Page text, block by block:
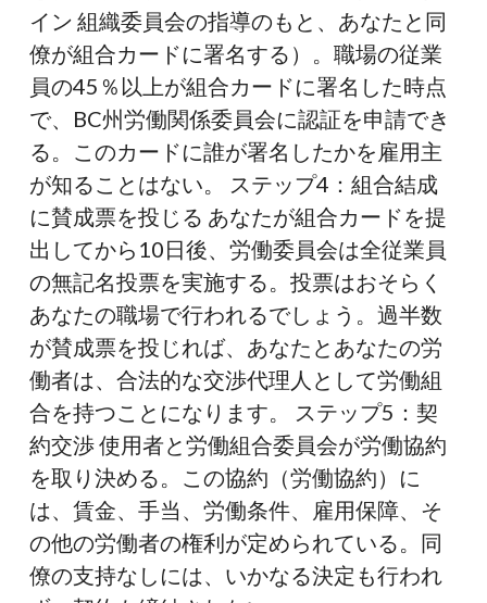
イン 組織委員会の指導のもと、あなたと同
僚が組合カードに署名する）。職場の従業
員の45％以上が組合カードに署名した時点
で、BC州労働関係委員会に認証を申請でき
る。このカードに誰が署名したかを雇用主
が知ることはない。 ステップ4：組合結成
に賛成票を投じる あなたが組合カードを提
出してから10日後、労働委員会は全従業員
の無記名投票を実施する。投票はおそらく
あなたの職場で行われるでしょう。過半数
が賛成票を投じれば、あなたとあなたの労
働者は、合法的な交渉代理人として労働組
合を持つことになります。 ステップ5：契
約交渉 使用者と労働組合委員会が労働協約
を取り決める。この協約（労働協約）に
は、賃金、手当、労働条件、雇用保障、そ
の他の労働者の権利が定められている。同
僚の支持なしには、いかなる決定も行われ